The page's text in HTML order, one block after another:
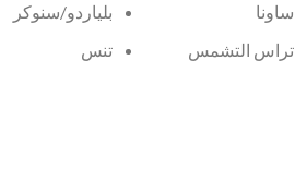
ساونا
تراس التشمس
بلياردو/سنوكر
تنس